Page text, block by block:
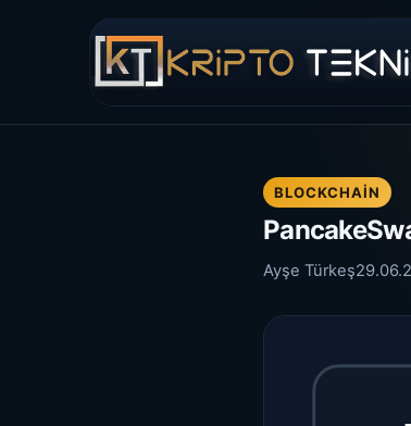
BLOCKCHAIN
Ayşe Türkeş